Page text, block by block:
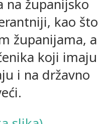
na županijsko
kao što
županijama, a
koji imaju
i na državno